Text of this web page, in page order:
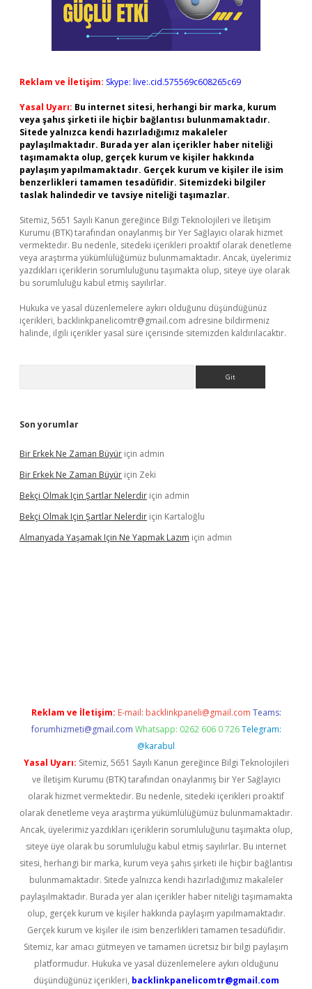
Reklam ve İletişim: Skype: live:.cid.575569c608265c69
Yasal Uyarı: Bu internet sitesi, herhangi bir marka, kurum
veya şahıs şirketi ile hiçbir bağlantısı bulunmamaktadır.
Sitede yalnızca kendi hazırladığımız makaleler
paylaşılmaktadır. Burada yer alan içerikler haber niteliği
taşımamakta olup, gerçek kurum ve kişiler hakkında
paylaşım yapılmamaktadır. Gerçek kurum ve kişiler ile isim
benzerlikleri tamamen tesadüfidir. Sitemizdeki bilgiler
taslak halindedir ve tavsiye niteliği taşımazlar.
Sitemiz, 5651 Sayılı Kanun gereğince Bilgi Teknolojileri ve İletişim
Kurumu (BTK) tarafından onaylanmış bir Yer Sağlayıcı olarak hizmet
vermektedir. Bu nedenle, sitedeki içerikleri proaktif olarak denetleme
veya araştırma yükümlülüğümüz bulunmamaktadır. Ancak, üyelerimiz
yazdıkları içeriklerin sorumluluğunu taşımakta olup, siteye üye olarak
bu sorumluluğu kabul etmiş sayılırlar.
Hukuka ve yasal düzenlemelere aykırı olduğunu düşündüğünüz
içerikleri, backlinkpanelicomtr@gmail.com adresine bildirmeniz
halinde, ilgili içerikler yasal süre içerisinde sitemizden kaldırılacaktır.
Son yorumlar
Bir Erkek Ne Zaman Büyür için admin
Bir Erkek Ne Zaman Büyür için Zeki
Bekçi Olmak Için Şartlar Nelerdir için admin
Bekçi Olmak Için Şartlar Nelerdir için Kartaloğlu
Almanyada Yaşamak Için Ne Yapmak Lazım için admin
Reklam ve İletişim: E-mail: backlinkpaneli@gmail.com Teams:
forumhizmeti@gmail.com Whatsapp: 0262 606 0 726 Telegram:
@karabul
Yasal Uyarı: Sitemiz, 5651 Sayılı Kanun gereğince Bilgi Teknolojileri
ve İletişim Kurumu (BTK) tarafından onaylanmış bir Yer Sağlayıcı
olarak hizmet vermektedir. Bu nedenle, sitedeki içerikleri proaktif
olarak denetleme veya araştırma yükümlülüğümüz bulunmamaktadır.
Ancak, üyelerimiz yazdıkları içeriklerin sorumluluğunu taşımakta olup,
siteye üye olarak bu sorumluluğu kabul etmiş sayılırlar. Bu internet
sitesi, herhangi bir marka, kurum veya şahıs şirketi ile hiçbir bağlantısı
bulunmamaktadır. Sitede yalnızca kendi hazırladığımız makaleler
paylaşılmaktadır. Burada yer alan içerikler haber niteliği taşımamakta
olup, gerçek kurum ve kişiler hakkında paylaşım yapılmamaktadır.
Gerçek kurum ve kişiler ile isim benzerlikleri tamamen tesadüfidir.
Sitemiz, kar amacı gütmeyen ve tamamen ücretsiz bir bilgi paylaşım
platformudur. Hukuka ve yasal düzenlemelere aykırı olduğunu
düşündüğünüz içerikleri, backlinkpanelicomtr@gmail.com